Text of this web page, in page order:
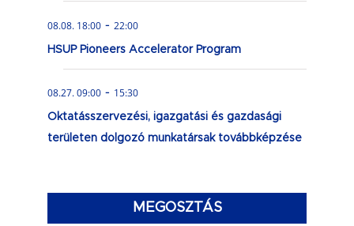
08.08. 18:00 - 22:00
HSUP Pioneers Accelerator Program
08.27. 09:00 - 15:30
Oktatásszervezési, igazgatási és gazdasági
területen dolgozó munkatársak továbbképzése
MEGOSZTÁS